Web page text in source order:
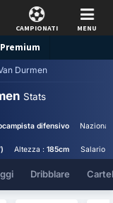
CAMPIONATI MENU
Premium
Durmen
Stats
difensivo
Altezza :185cm Salario
Dribblare